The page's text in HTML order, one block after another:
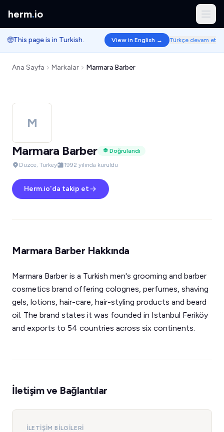
herm.io
🌐This page is in Turkish. View in English → Türkçe devam et
Ana Sayfa Markalar Marmara Barber
M
Marmara Barber
Doğrulandı
Duzce, Turkey
1992 yılında kuruldu
Herm.io'da takip et
Marmara Barber Hakkında
Marmara Barber is a Turkish men's grooming and barber
cosmetics brand offering colognes, perfumes, shaving
gels, lotions, hair-care, hair-styling products and beard
oil. The brand states it was founded in Istanbul Feriköy
and exports to 54 countries across six continents.
İletişim ve Bağlantılar
İLETIŞIM BILGILERI